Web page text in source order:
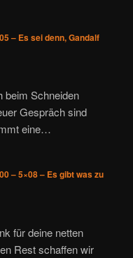
– Es sei denn, Gandalf
beim Schneiden
Gespräch sind
eine…
– 5×08 – Es gibt was zu
für deine netten
Rest schaffen wir